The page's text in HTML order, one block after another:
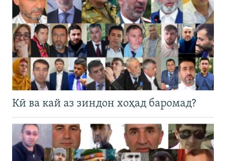
Кӣ ва кай аз зиндон хоҳад баромад?